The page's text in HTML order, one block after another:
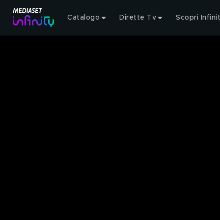
Catalogo Dirette Tv Scopri